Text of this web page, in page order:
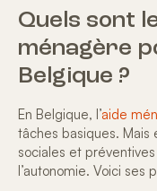
Quels sont
ménagère
Belgique ?
En Belgique, l’aide
tâches basiques. Mais
sociales et
l’autonomie. Voici ses